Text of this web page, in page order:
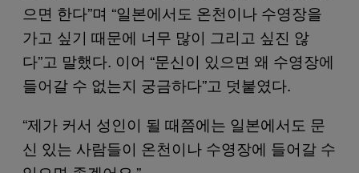
으면 한다”며 “일본에서도 온천이나 수영장을
가고 싶기 때문에 너무 많이 그리고 싶진 않
다”고 말했다. 이어 “문신이 있으면 왜 수영장에
들어갈 수 없는지 궁금하다”고 덧붙였다.
“제가 커서 성인이 될 때쯤에는 일본에서도 문
신 있는 사람들이 온천이나 수영장에 들어갈 수